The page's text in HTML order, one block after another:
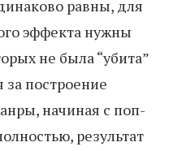
равны, для
эффекта нужны
не была “убита”
построение
начиная с поп-
результат